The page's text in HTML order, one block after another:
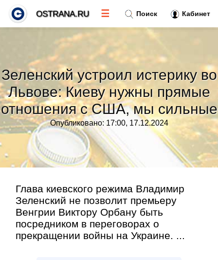
Зеленский устроил истерику во
Львове: Киеву нужны прямые
отношения с США, мы сильные
Опубликовано: 17:00, 17.12.2024
Глава киевского режима Владимир
Зеленский не позволит премьеру
Венгрии Виктору Орбану быть
посредником в переговорах о
прекращении войны на Украине. ...
Поиск Кабинет
OSTRANA.RU ☰
Тренды новостей»
Рубрики»
Правила
Контакт»